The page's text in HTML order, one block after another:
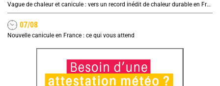
Vague de chaleur et canicule : vers un record inédit de chaleur durable en France
07/08
Nouvelle canicule en France : ce qui vous attend